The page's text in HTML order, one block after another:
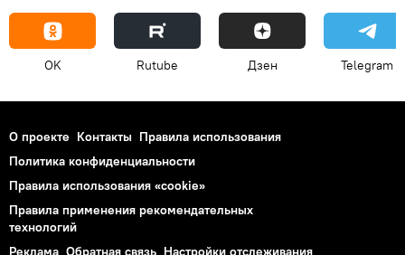
OK Rutube Дзен Telegram
О проекте Контакты Правила использования
Политика конфиденциальности
Правила использования «cookie»
Правила применения рекомендательных
технологий
Реклама Обратная связь Настройки отслеживания